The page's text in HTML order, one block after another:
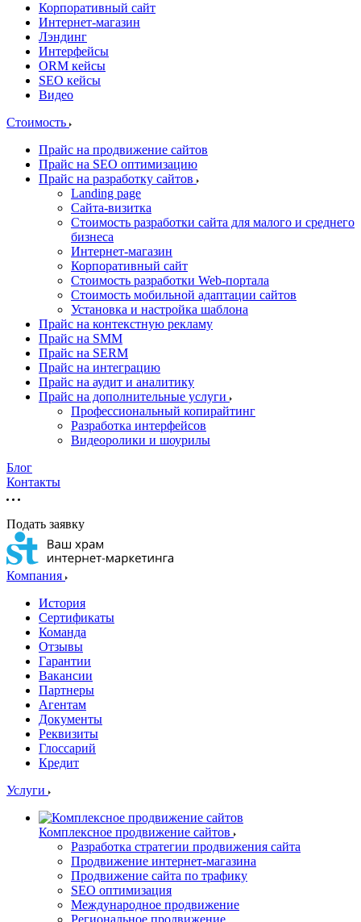
Корпоративный сайт
Интернет-магазин
Лэндинг
Интерфейсы
ORM кейсы
SEO кейсы
Видео
Стоимость
Прайс на продвижение сайтов
Прайс на SEO оптимизацию
Прайс на разработку сайтов
Landing page
Cайта-визитка
Стоимость разработки сайта для малого и среднего
бизнеса
Интернет-магазин
Корпоративный сайт
Стоимость разработки Web-портала
Стоимость мобильной адаптации сайтов
Установка и настройка шаблона
Прайс на контекстную рекламу
Прайс на SMM
Прайс на SERM
Прайс на интеграцию
Прайс на аудит и аналитику
Прайс на дополнительные услуги
Профессиональный копирайтинг
Разработка интерфейсов
Видеоролики и шоурилы
Блог
Контакты
Подать заявку
Компания
История
Сертификаты
Команда
Отзывы
Гарантии
Вакансии
Партнеры
Агентам
Документы
Реквизиты
Глоссарий
Кредит
Услуги
Комплексное продвижение сайтов
Разработка стратегии продвижения сайта
Продвижение интернет-магазина
Продвижение сайта по трафику
SEO оптимизация
Международное продвижение
Региональное продвижение